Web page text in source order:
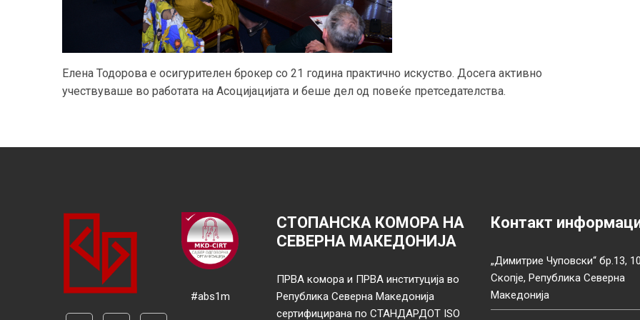
Елена Тодорова е осигурителен брокер со 21 година практично искуство. Досега активно
учествуваше во работата на Асоцијацијата и беше дел од повеќе претседателства.
#abs1m
СТОПАНСКА КОМОРА НА
СЕВЕРНА МАКЕДОНИЈА
ПРВА комора и ПРВА институција во
Република Северна Македонија
сертифицирана по СТАНДАРДОТ ISO
Контакт
„Димитрие Чуповски“ бр.13,
Скопје, Република Северна
Македонија